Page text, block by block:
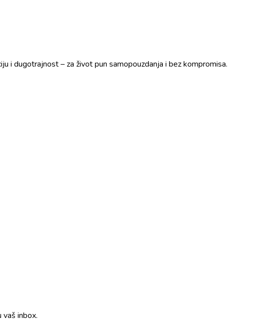
i dugotrajnost – za život pun samopouzdanja i bez kompromisa.
inbox.